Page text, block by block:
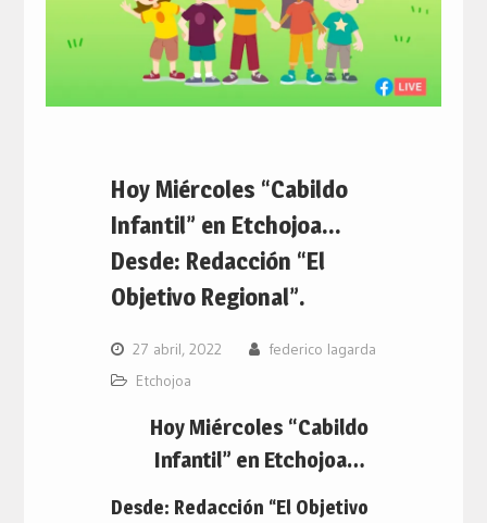
Hoy Miércoles “Cabildo
Infantil” en Etchojoa…
Desde: Redacción “El
Objetivo Regional”.
27 abril, 2022
federico lagarda
Etchojoa
Hoy Miércoles “Cabildo
Infantil” en Etchojoa…
Desde: Redacción “El Objetivo